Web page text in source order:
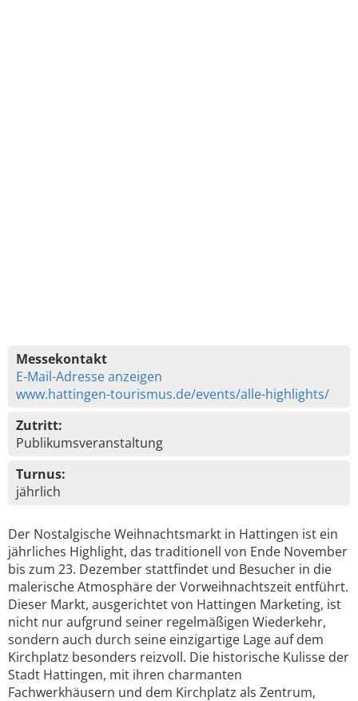
Messekontakt
E-Mail-Adresse anzeigen
www.hattingen-tourismus.de/events/alle-highlights/
Zutritt:
Publikumsveranstaltung
Turnus:
jährlich
Der Nostalgische Weihnachtsmarkt in Hattingen ist ein
jährliches Highlight, das traditionell von Ende November
bis zum 23. Dezember stattfindet und Besucher in die
malerische Atmosphäre der Vorweihnachtszeit entführt.
Dieser Markt, ausgerichtet von Hattingen Marketing, ist
nicht nur aufgrund seiner regelmäßigen Wiederkehr,
sondern auch durch seine einzigartige Lage auf dem
Kirchplatz besonders reizvoll. Die historische Kulisse der
Stadt Hattingen, mit ihren charmanten
Fachwerkhäusern und dem Kirchplatz als Zentrum,